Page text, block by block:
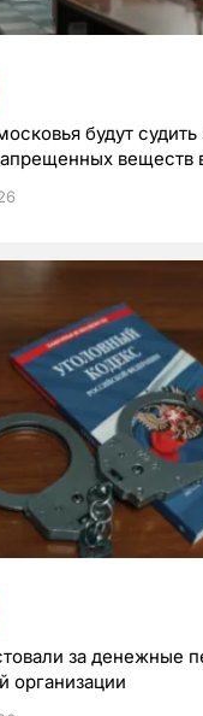
будут
веществ
за денежные
организации